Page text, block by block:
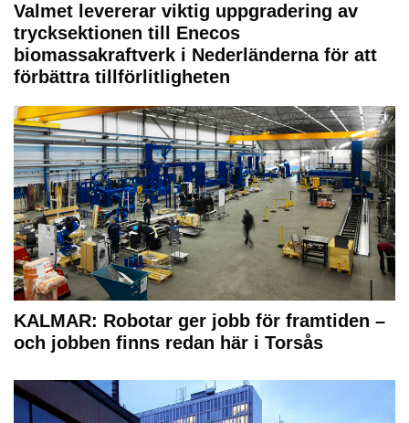
Valmet levererar viktig uppgradering av
trycksektionen till Enecos
biomassakraftverk i Nederländerna för att
förbättra tillförlitligheten
KALMAR: Robotar ger jobb för framtiden –
och jobben finns redan här i Torsås